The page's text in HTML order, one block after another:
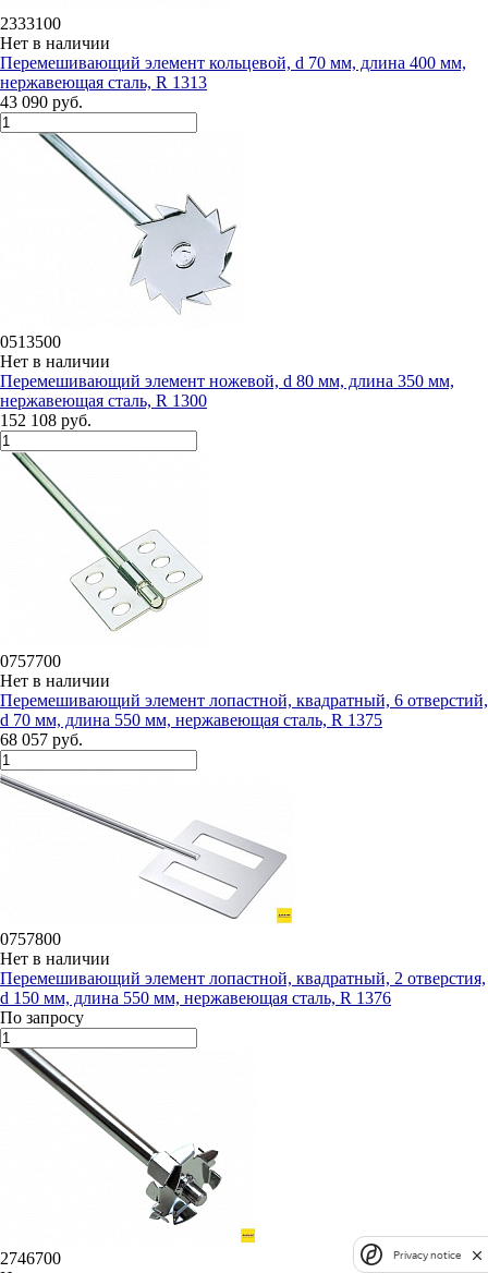
2333100
Нет в наличии
Перемешивающий элемент кольцевой, d 70 мм, длина 400 мм,
нержавеющая сталь, R 1313
43 090 руб.
0513500
Нет в наличии
Перемешивающий элемент ножевой, d 80 мм, длина 350 мм,
нержавеющая сталь, R 1300
152 108 руб.
0757700
Нет в наличии
Перемешивающий элемент лопастной, квадратный, 6 отверстий,
d 70 мм, длина 550 мм, нержавеющая сталь, R 1375
68 057 руб.
0757800
Нет в наличии
Перемешивающий элемент лопастной, квадратный, 2 отверстия,
d 150 мм, длина 550 мм, нержавеющая сталь, R 1376
По запросу
2746700
Privacy notice